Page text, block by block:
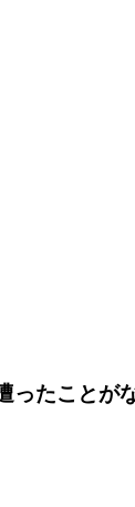
ったことが